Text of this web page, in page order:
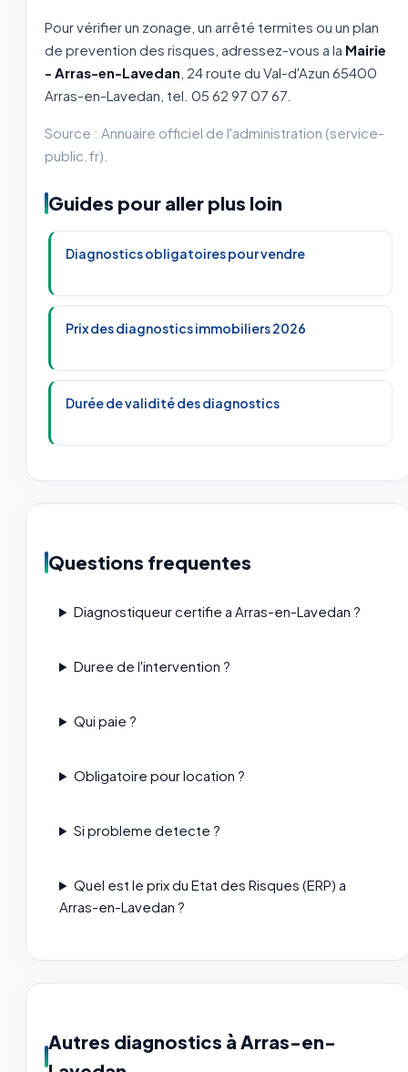
Pour vérifier un zonage, un arrêté termites ou un plan
de prevention des risques, adressez-vous a la Mairie
- Arras-en-Lavedan , 24 route du Val-d'Azun 65400
Arras-en-Lavedan, tel. 05 62 97 07 67.
Source : Annuaire officiel de l'administration (service-
public.fr).
Guides pour aller plus loin
Diagnostics obligatoires pour vendre
Prix des diagnostics immobiliers 2026
Durée de validité des diagnostics
Questions frequentes
Diagnostiqueur certifie a Arras-en-Lavedan ?
Duree de l'intervention ?
Qui paie ?
Obligatoire pour location ?
Si probleme detecte ?
Quel est le prix du Etat des Risques (ERP) a
Arras-en-Lavedan ?
Autres diagnostics à Arras-en-